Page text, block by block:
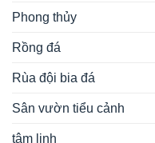
Phong thủy
Rồng đá
Rùa đội bia đá
Sân vườn tiểu cảnh
tâm linh